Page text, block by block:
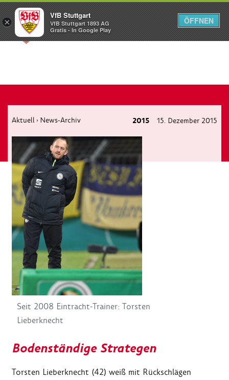
Menü
Aktuell › News-Archiv 2015 15. Dezember 2015
Seit 2008 Eintracht-Trainer: Torsten
Lieberknecht
Bodenständige Strategen
Torsten Lieberknecht (42) weiß mit Rückschlägen
×
VfB Stuttgart
VfB Stuttgart 1893 AG
Gratis - In Google Play
ÖFFNEN